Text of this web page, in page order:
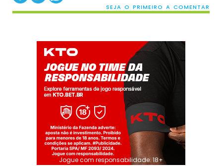
SEJA O PRIMEIRO A COMENTAR
Jogue com responsabilidade. 18+